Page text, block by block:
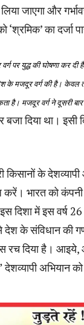
जाएगा और
का दर्जा
पर युद्ध की घोषणा कर
के मजदूर वर्ग की है। केवल
है। मजदूर वर्ग ने दूसरी
दिया था।
किसानों के
करें। भारत को
दिशा में इस वर्ष
के संविधान की
रच दिया है।
देशव्यापी अभियान